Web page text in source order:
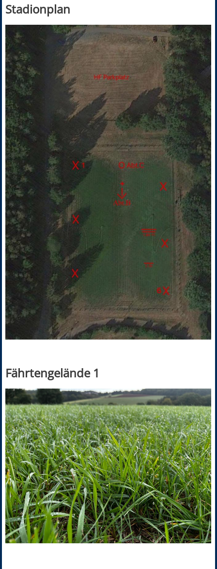
Stadionplan
Fährtengelände 1